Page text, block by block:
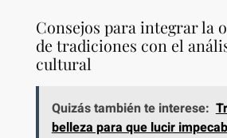
Consejos para integrar la
de tradiciones con el
cultural
Quizás también te interese:
belleza para que lucir